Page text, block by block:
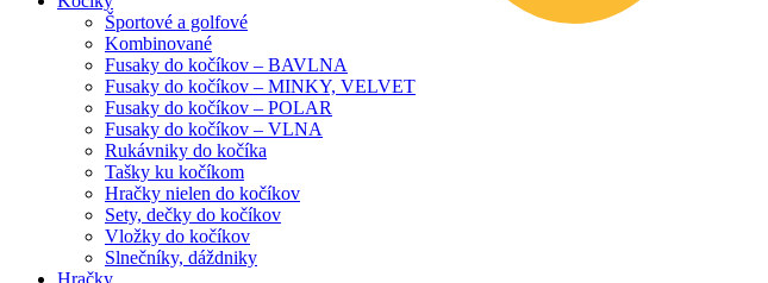
Športové a golfové
Kombinované
Fusaky do kočíkov – BAVLNA
Fusaky do kočíkov – MINKY, VELVET
Fusaky do kočíkov – POLAR
Fusaky do kočíkov – VLNA
Rukávniky do kočíka
Tašky ku kočíkom
Hračky nielen do kočíkov
Sety, dečky do kočíkov
Vložky do kočíkov
Slnečníky, dáždniky
Hračky